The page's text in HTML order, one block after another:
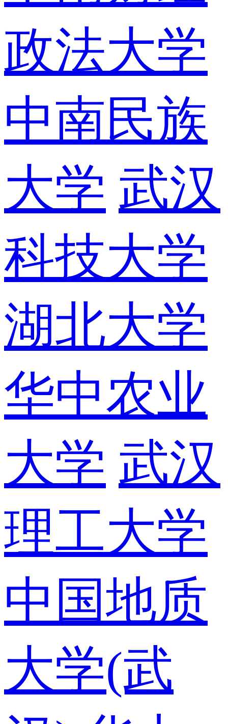
政法大学
中南民族
大学 武汉
科技大学
湖北大学
华中农业
大学 武汉
理工大学
中国地质
大学(武